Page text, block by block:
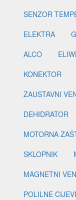
SENZOR
ELEKTRA
ALCO
KONEKTOR
ZAUSTAVNI
DEHIDRATOR
MOTORNA
SKLOPNIK
MAGNETNI
POLILNE CIJEVI